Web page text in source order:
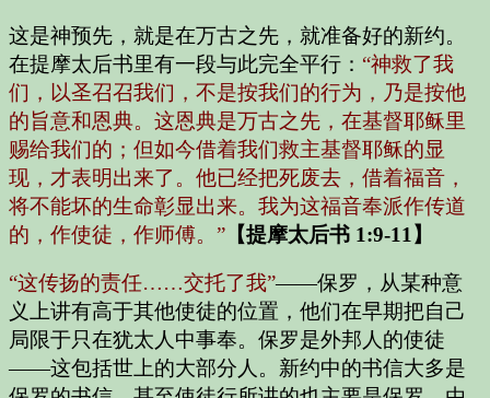
这是神预先，就是在万古之先，就准备好的新约。
在提摩太后书里有一段与此完全平行： “神救了我
们，以圣召召我们，不是按我们的行为，乃是按他
的旨意和恩典。这恩典是万古之先，在基督耶稣里
赐给我们的；但如今借着我们救主基督耶稣的显
现，才表明出来了。他已经把死废去，借着福音，
将不能坏的生命彰显出来。我为这福音奉派作传道
的，作使徒，作师傅。” 【提摩太后书 1:9-11】
“这传扬的责任……交托了我”——保罗，从某种意
义上讲有高于其他使徒的位置，他们在早期把自己
局限于只在犹太人中事奉。保罗是外邦人的使徒
——这包括世上的大部分人。新约中的书信大多是